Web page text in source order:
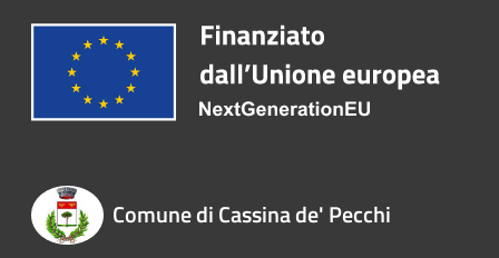
Comune di Cassina de' Pecchi